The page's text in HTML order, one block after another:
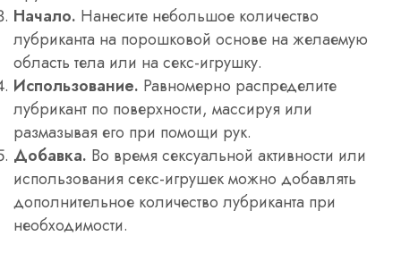
Начало. Нанесите небольшое количество
лубриканта на порошковой основе на желаемую
область тела или на секс-игрушку.
Использование. Равномерно распределите
лубрикант по поверхности, массируя или
размазывая его при помощи рук.
Добавка. Во время сексуальной активности или
использования секс-игрушек можно добавлять
дополнительное количество лубриканта при
необходимости.